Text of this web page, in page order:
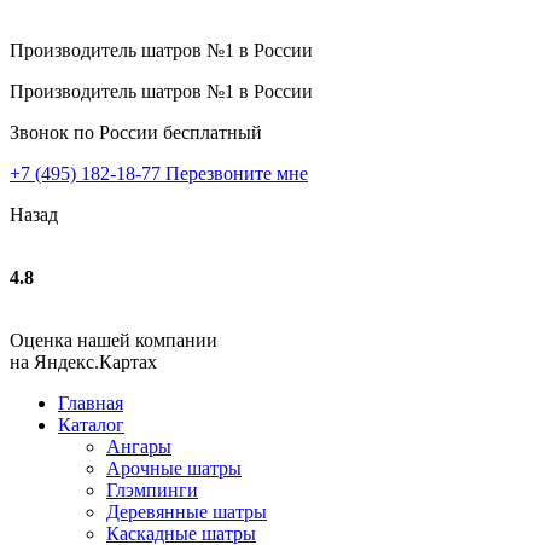
Производитель шатров №1 в России
Производитель шатров №1 в России
Звонок по России бесплатный
+7 (495) 182-18-77 Перезвоните мне
Назад
4.8
Оценка нашей компании
на Яндекс.Картах
Главная
Каталог
Ангары
Арочные шатры
Глэмпинги
Деревянные шатры
Каскадные шатры